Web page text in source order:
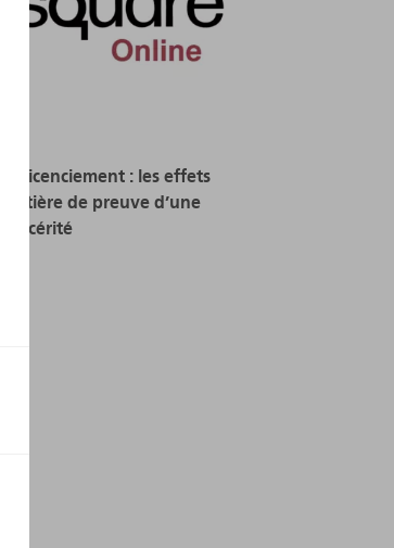
licenciement : les effets
de preuve d’une
sincérité